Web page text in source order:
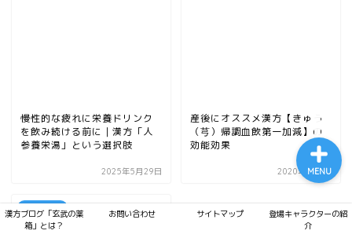
慢性的な疲れに栄養ドリンク
を飲み続ける前に｜漢方「人
参養栄湯」という選択肢
2025年5月29日
産後にオススメ漢方【きゅう
（芎）帰調血飲第一加減】の
効能効果
2020年1月7日
胃腸の漢方薬
漢方ブログ「玄武の薬
箱」とは？
お問い合わせ サイトマップ
登場キャラクターの紹
介
MENU